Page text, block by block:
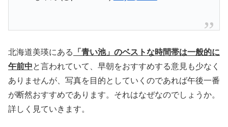
北海道美瑛にある
「青い池」のベストな時間帯は一般的に
午前中と言われていて、早朝をおすすめする意見も少なく
ありませんが、写真を目的としていくのであれば午後一番
が断然おすすめであります。それはなぜなのでしょうか。
詳しく見ていきます。